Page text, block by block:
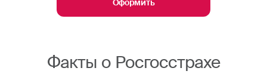
Оформить
Факты о Росгосстрахе